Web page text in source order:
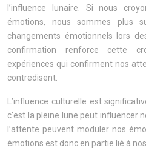
l’influence lunaire. Si nous
émotions, nous sommes plus
changements émotionnels lors
confirmation renforce cette
expériences qui confirment nos
contredisent.
L’influence culturelle est
c’est la pleine lune peut influencer
l’attente peuvent moduler nos
émotions est donc en partie lié à